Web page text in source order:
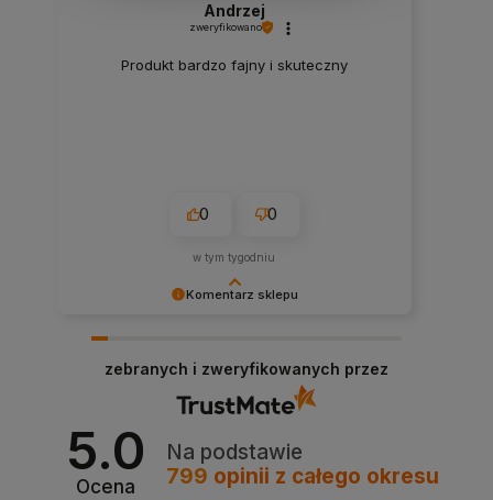
Komentarz sklepu
sensu.
Andrzej
zweryfikowano
Produkt bardzo fajny i skuteczny
0 0
w tym tygodniu
zebranych i zweryfikowanych przez
5.0
Ocena
Na podstawie
799 opinii z całego okresu